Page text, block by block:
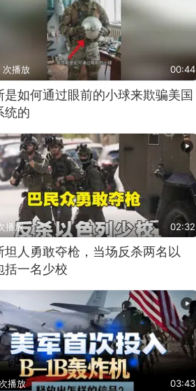
次播放 00:44
是如何通过眼前的小球来欺骗美国
统的
播放 02:32
坦人勇敢夺枪，当场反杀两名以
括一名少校
播放 03:43